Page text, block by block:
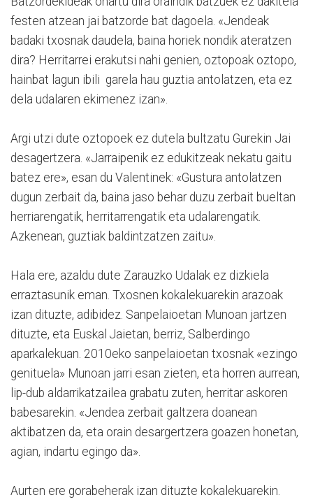
festen atzean jai batzorde bat dagoela. «Jendeak
badaki txosnak daudela, baina horiek nondik ateratzen
dira? Herritarrei erakutsi nahi genien, oztopoak oztopo,
hainbat lagun ibili garela hau guztia antolatzen, eta ez
dela udalaren ekimenez izan».
Argi utzi dute oztopoek ez dutela bultzatu Gurekin Jai
desagertzera. «Jarraipenik ez edukitzeak nekatu gaitu
batez ere», esan du Valentinek: «Gustura antolatzen
dugun zerbait da, baina jaso behar duzu zerbait bueltan
herriarengatik, herritarrengatik eta udalarengatik.
Azkenean, guztiak baldintzatzen zaitu».
Hala ere, azaldu dute Zarauzko Udalak ez dizkiela
erraztasunik eman. Txosnen kokalekuarekin arazoak
izan dituzte, adibidez. Sanpelaioetan Munoan jartzen
dituzte, eta Euskal Jaietan, berriz, Salberdingo
aparkalekuan. 2010eko sanpelaioetan txosnak «ezingo
genituela» Munoan jarri esan zieten, eta horren aurrean,
lip-dub aldarrikatzailea grabatu zuten, herritar askoren
babesarekin. «Jendea zerbait galtzera doanean
aktibatzen da, eta orain desargertzera goazen honetan,
agian, indartu egingo da».
Aurten ere gorabeherak izan dituzte kokalekuarekin.